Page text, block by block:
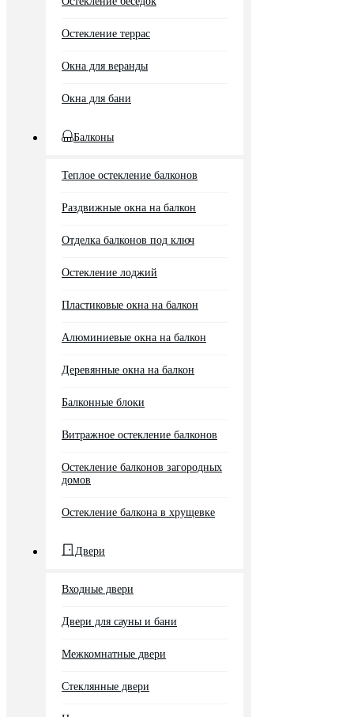
Остекление террас
Окна для веранды
Окна для бани
Балконы
Теплое остекление балконов
Раздвижные окна на балкон
Отделка балконов под ключ
Остекление лоджий
Пластиковые окна на балкон
Алюминиевые окна на балкон
Деревянные окна на балкон
Балконные блоки
Витражное остекление балконов
Остекление балконов загородных
домов
Остекление балкона в хрущевке
Двери
Входные двери
Двери для сауны и бани
Межкомнатные двери
Стеклянные двери